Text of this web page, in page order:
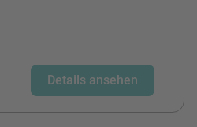
Details ansehen